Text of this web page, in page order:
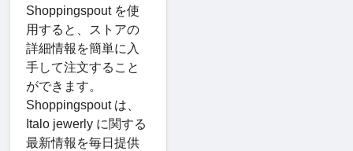
Shoppingspout を使
用すると、ストアの
詳細情報を簡単に入
手して注文すること
ができます。
Shoppingspout は、
Italo jewerly に関する
最新情報を毎日提供